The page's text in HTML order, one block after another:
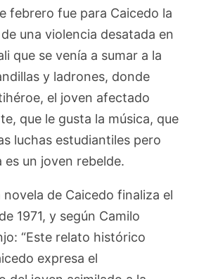
febrero fue para Caicedo la
una violencia desatada en
que se venía a sumar a la
y ladrones, donde
el joven afectado
que le gusta la música, que
luchas estudiantiles pero
es un joven rebelde.
novela de Caicedo finaliza el
1971, y según Camilo
“Este relato histórico
expresa el